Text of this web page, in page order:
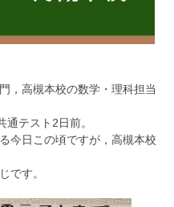
，高槻本校の数学・理科担当
テスト2日前。
今日この頃ですが，高槻本校
です。